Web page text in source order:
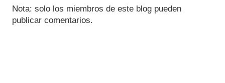
Nota: solo los miembros de este blog pueden
publicar comentarios.